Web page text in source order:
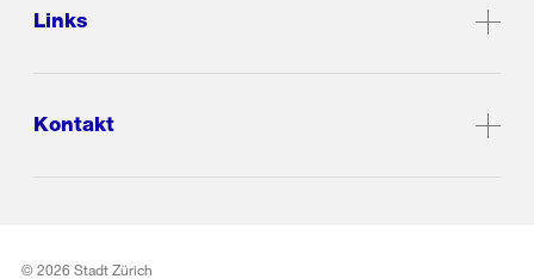
Links
Kontakt
© 2026 Stadt Zürich